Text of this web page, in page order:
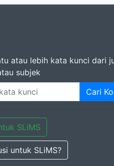
atau lebih kata kunci dari
subjek
Cari
SLiMS
untuk SLiMS?